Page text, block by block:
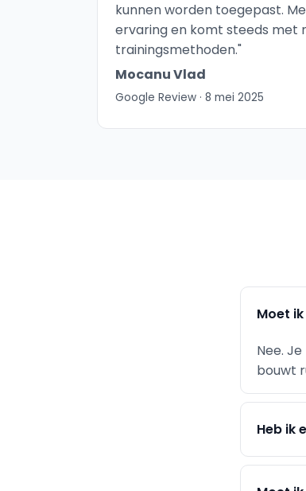
kunnen worden toegepast.
ervaring en komt steeds met
trainingsmethoden."
Mocanu Vlad
Google Review · 8 mei 2025
Moet
Nee.
bouwt
Heb ik